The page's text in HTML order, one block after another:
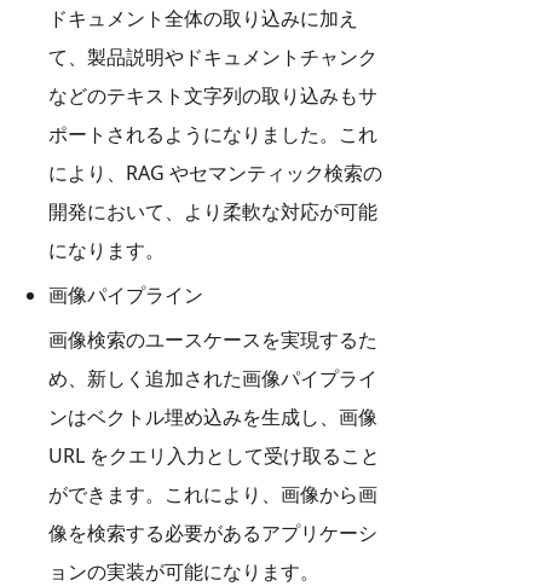
ドキュメント全体の取り込みに加え
て、製品説明やドキュメントチャンク
などのテキスト文字列の取り込みもサ
ポートされるようになりました。これ
により、RAG やセマンティック検索の
開発において、より柔軟な対応が可能
になります。
画像パイプライン
画像検索のユースケースを実現するた
め、新しく追加された画像パイプライ
ンはベクトル埋め込みを生成し、画像
URL をクエリ入力として受け取ること
ができます。これにより、画像から画
像を検索する必要があるアプリケーシ
ョンの実装が可能になります。